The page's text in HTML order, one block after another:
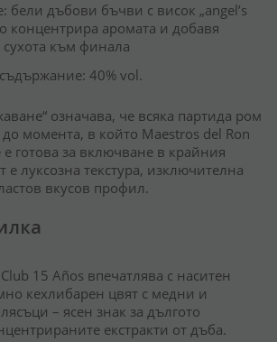
бели дъбови бъчви с висок „angel’s
концентрира аромата и добавя
сухота към финала
40% vol.
означава, че всяка партида ром
до момента, в който Maestros del Ron
готова за включване в крайния
е луксозна текстура, изключителна
вкусов профил.
15 Años впечатлява с наситен
кехлибарен цвят с медни и
– ясен знак за дългото
екстракти от дъба.